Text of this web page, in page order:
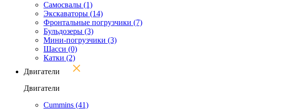
Самосвалы (1)
Экскаваторы (14)
Фронтальные погрузчики (7)
Бульдозеры (3)
Мини-погрузчики (3)
Шасси (0)
Катки (2)
Двигатели
Двигатели
Cummins (41)